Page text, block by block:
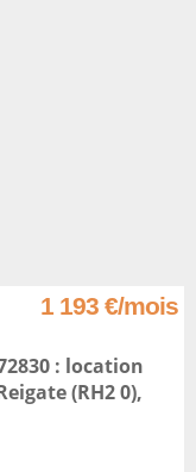
1 193 €/mois
: location
(RH2 0),